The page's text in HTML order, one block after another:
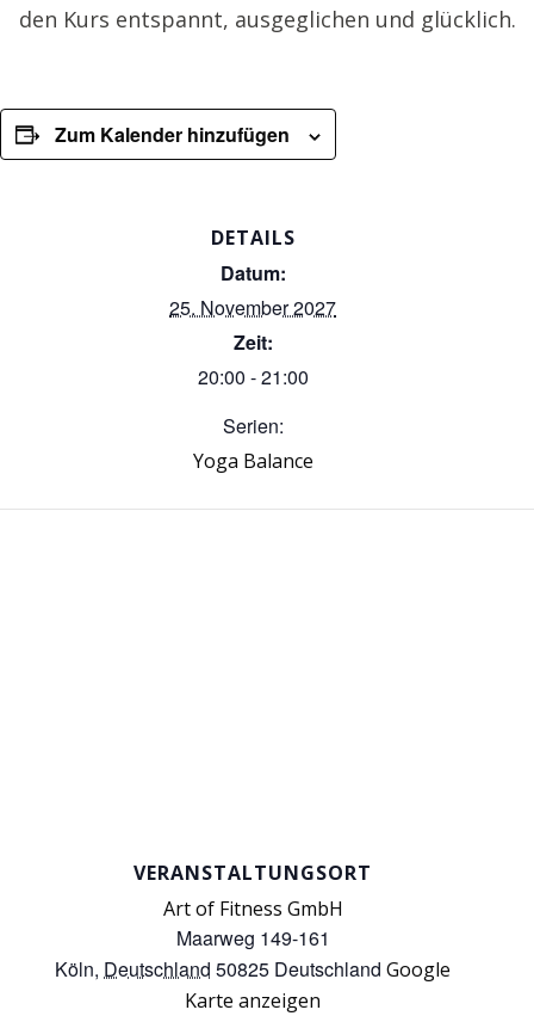
den Kurs entspannt, ausgeglichen und glücklich.
Zum Kalender hinzufügen
DETAILS
Datum:
25. November 2027
Zeit:
20:00 - 21:00
Serien:
Yoga Balance
VERANSTALTUNGSORT
Art of Fitness GmbH
Maarweg 149-161
Köln, Deutschland 50825 Deutschland Google
Karte anzeigen